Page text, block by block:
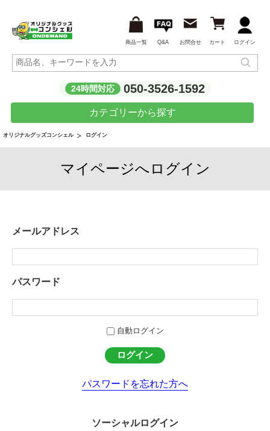
商品一覧 Q&A お問合せ カート ログイン
24時間対応 050-3526-1592
カテゴリーから探す
オリジナルグッズコンシェル ログイン
マイページへログイン
メールアドレス
パスワード
自動ログイン
パスワードを忘れた方へ
ソーシャルログイン